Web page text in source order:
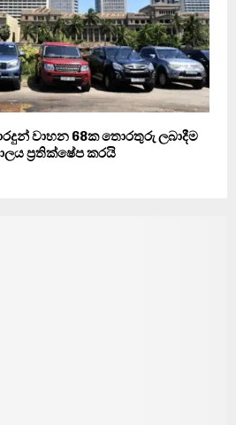
වාහන 68ක තොරතුරු ලබාදීම
ප්‍රතික්ෂේප කරයි